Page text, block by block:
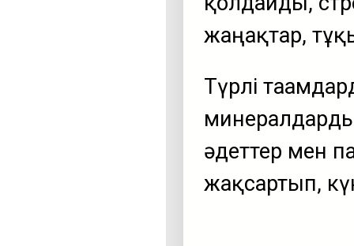
жаңғақтар,
Түрлі
әдеттер мен
жақсартып,